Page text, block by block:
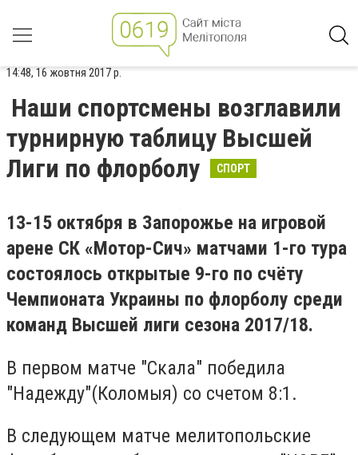
14:48, 16 жовтня 2017 р.
Наши спортсмены возглавили
турнирную таблицу Высшей
Лиги по флорболу
СПОРТ
13-15 октября в Запорожье на игровой
арене СК «Мотор-Сич» матчами 1-го тура
состоялось открытые 9-го по счёту
Чемпионата Украины по флорболу среди
команд Высшей лиги сезона 2017/18.
В первом матче "Скала" победила
"Надежду"(Коломыя) со счетом 8:1.
В следующем матче мелитопольские